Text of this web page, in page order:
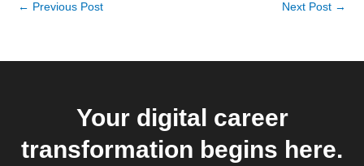
← Previous Post Next Post →
Your digital career
transformation begins here.